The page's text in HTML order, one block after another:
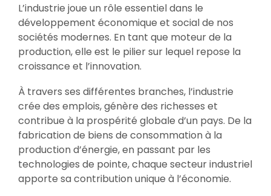
L’industrie joue un rôle essentiel dans le
développement économique et social de nos
sociétés modernes. En tant que moteur de la
production, elle est le pilier sur lequel repose la
croissance et l’innovation.
À travers ses différentes branches, l’industrie
crée des emplois, génère des richesses et
contribue à la prospérité globale d’un pays. De la
fabrication de biens de consommation à la
production d’énergie, en passant par les
technologies de pointe, chaque secteur industriel
apporte sa contribution unique à l’économie.